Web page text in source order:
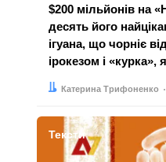
$200 мільйонів на
десять його
ігуана, що чорніє
ірокезом і «курка»,
Автор:Катерина Трифоненко
Дата:
Тексти